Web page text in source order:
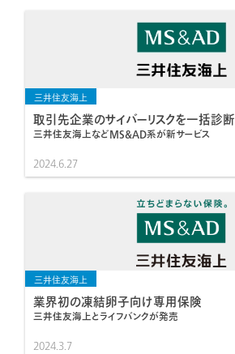
三井住友海上
取引先企業のサイバーリスクを一括診断
三井住友海上などMS&AD系が新サービス
2024.6.27
三井住友海上
業界初の凍結卵子向け専用保険
三井住友海上とライフバンクが発売
2024.3.7